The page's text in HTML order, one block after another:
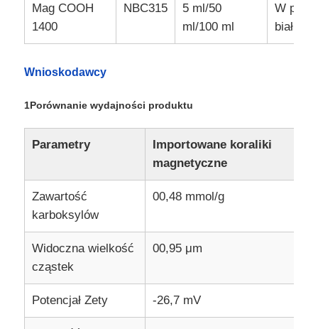
Do domu
Mag COOH
1400
NBC315
5 ml/50
ml/100 ml
W
białka
Wnioskodawcy
1Porównanie wydajności produktu
Parametry
Importowane koraliki
magnetyczne
Zawartość
karboksylów
00,48 mmol/g
Widoczna wielkość
cząstek
00,95 μm
Potencjał Zety -26,7 mV